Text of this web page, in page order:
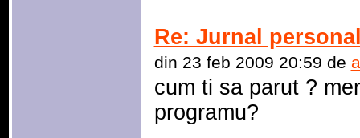
Re: Jurnal
din 23 feb 2009 20:59 de
cum ti sa parut ?
programu?